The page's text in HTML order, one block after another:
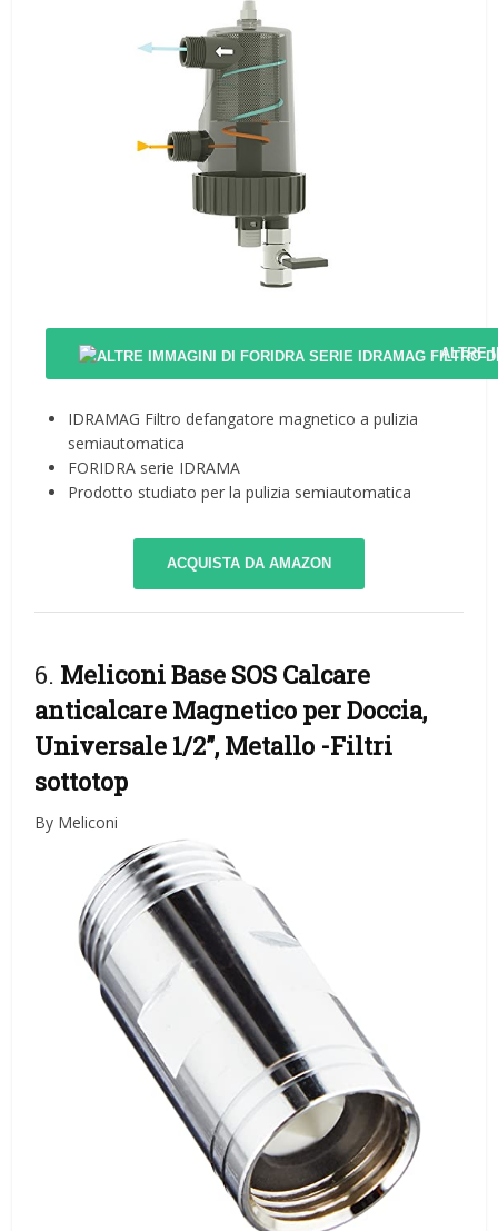
ALTRE
IDRAMAG Filtro defangatore magnetico a pulizia
semiautomatica
FORIDRA serie IDRAMA
Prodotto studiato per la pulizia semiautomatica
ACQUISTA DA AMAZON
6. Meliconi Base SOS Calcare
anticalcare Magnetico per Doccia,
Universale 1/2”, Metallo -Filtri
sottotop
By Meliconi